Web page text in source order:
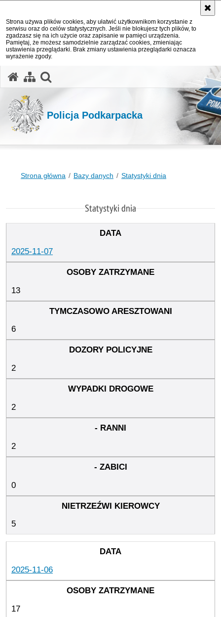
Strona używa plików cookies, aby ułatwić użytkownikom korzystanie z
serwisu oraz do celów statystycznych. Jeśli nie blokujesz tych plików, to
zgadzasz się na ich użycie oraz zapisanie w pamięci urządzenia.
Pamiętaj, że możesz samodzielnie zarządzać cookies, zmieniając
ustawienia przeglądarki. Brak zmiany ustawienia przeglądarki oznacza
wyrażenie zgody.
Policja Podkarpacka
Strona główna Bazy danych Statystyki dnia
Statystyki dnia
2025-11-07
13
6
2
2
2
0
5
2025-11-06
17